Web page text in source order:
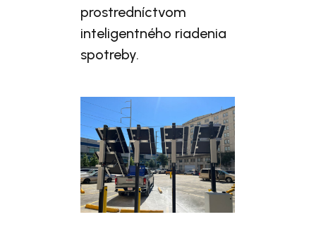
prostredníctvom
inteligentného riadenia
spotreby.